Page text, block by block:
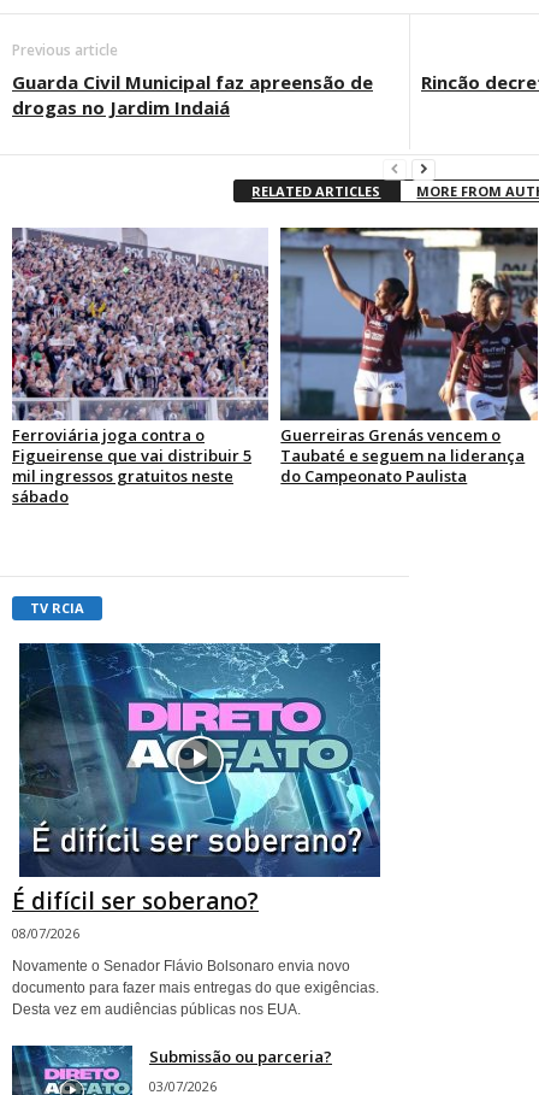
Previous article
Guarda Civil Municipal faz apreensão de
drogas no Jardim Indaiá
Rincão
RELATED ARTICLES MORE FROM
Ferroviária joga contra o
Figueirense que vai distribuir 5
mil ingressos gratuitos neste
sábado
Guerreiras Grenás vencem o
Taubaté e seguem na liderança
do Campeonato Paulista
TV RCIA
É difícil ser soberano?
08/07/2026
Novamente o Senador Flávio Bolsonaro envia novo
documento para fazer mais entregas do que exigências.
Desta vez em audiências públicas nos EUA.
Submissão ou parceria?
03/07/2026